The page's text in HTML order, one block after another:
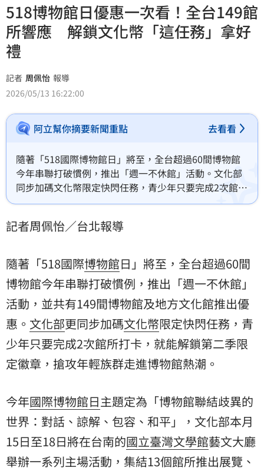
518博物館日優惠一次看！全台149館
所響應 解鎖文化幣「這任務」拿好
禮
記者 周佩怡 報導
2026/05/13 16:22:00
阿立幫你摘要新聞重點 去看看
隨著「518國際博物館日」將至，全台超過60間博物館
今年串聯打破慣例，推出「週一不休館」活動。文化部
同步加碼文化幣限定快閃任務，青少年只要完成2次館所
打卡，就能解鎖第二季限定徽章，搶攻年輕族群走進博
記者周佩怡／台北報導
隨著「518國際博物館日」將至，全台超過60間
博物館今年串聯打破慣例，推出「週一不休館」
活動，並共有149間博物館及地方文化館推出優
惠。 文化部更同步加碼文化幣限定快閃任務， 青
少年只要完成2次館所打卡，就能解鎖第二季限
定徽章，搶攻年輕族群走進博物館熱潮。
今年國際博物館日主題定為「博物館聯結歧異的
世界：對話、諒解、包容、和平」，文化部本月
15日至18日將在台南的國立臺灣文學館藝文大廳
舉辦一系列主場活動，集結13個館所推出展覽、